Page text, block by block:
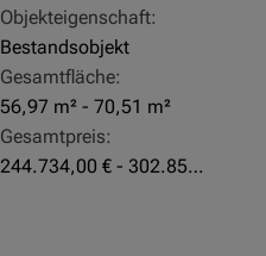
Objekteigenschaft:
Bestandsobjekt
Gesamtfläche:
56,97 m² - 70,51 m²
Gesamtpreis:
244.734,00 € - 302.855,00 €